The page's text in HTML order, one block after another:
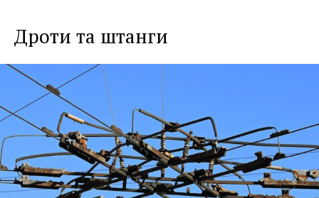
Дроти та штанги